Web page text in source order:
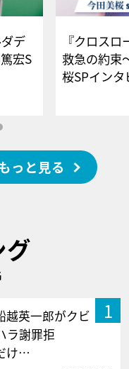
デ
宏S
ー
『クロス
救急の約束
桜SPイ
っと見る
グ
1
越英一郎がクビ
ラ謝罪拒
け…